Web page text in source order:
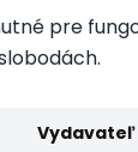
pre
Vydavateľ